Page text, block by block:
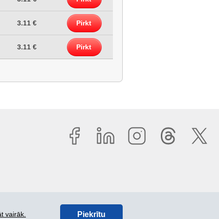
3.11 € Pirkt
3.11 € Pirkt
vairāk. Piekrītu